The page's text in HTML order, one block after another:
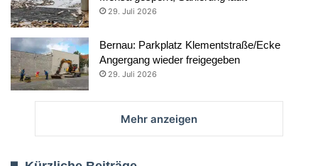
29. Juli 2026
Bernau: Parkplatz Klementstraße/Ecke
Angergang wieder freigegeben
29. Juli 2026
Mehr anzeigen